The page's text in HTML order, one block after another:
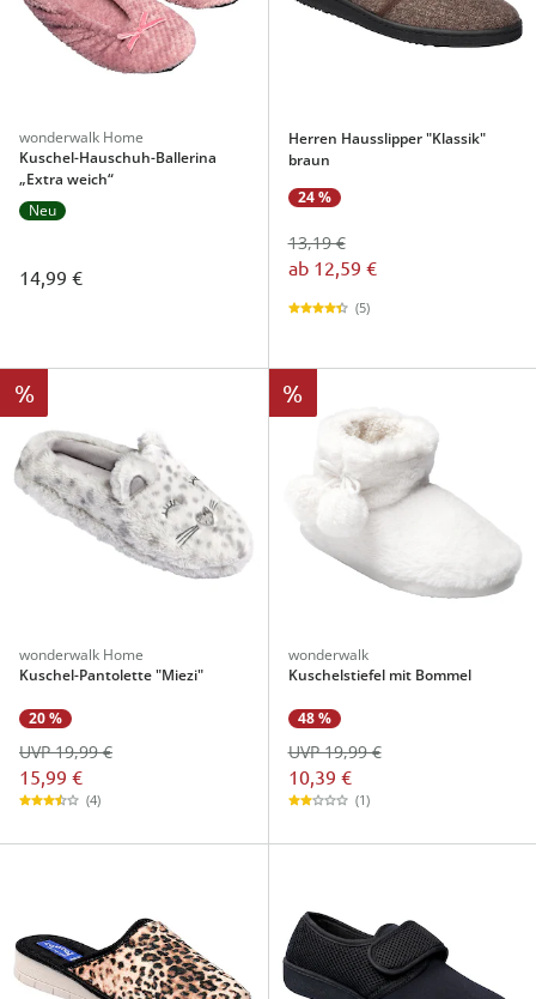
wonderwalk Home
Kuschel-Hauschuh-Ballerina
„Extra weich“
Neu
14,99 €
Herren Hausslipper "Klassik"
braun
24 %
13,19 €
ab 12,59 €
(5)
%
wonderwalk Home
Kuschel-Pantolette "Miezi"
20 %
15,99 €
UVP 19,99 €
(4)
%
wonderwalk
Kuschelstiefel mit Bommel
48 %
10,39 €
UVP 19,99 €
(1)